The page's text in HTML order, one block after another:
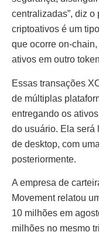
centralizadas”, diz
criptoativos é um
que ocorre on-
ativos em outro
Essas transações
de múltiplas
entregando os
do usuário. Ela será
de desktop, com
posteriormente.
A empresa de
Movement relatou
10 milhões em
milhões no mesmo